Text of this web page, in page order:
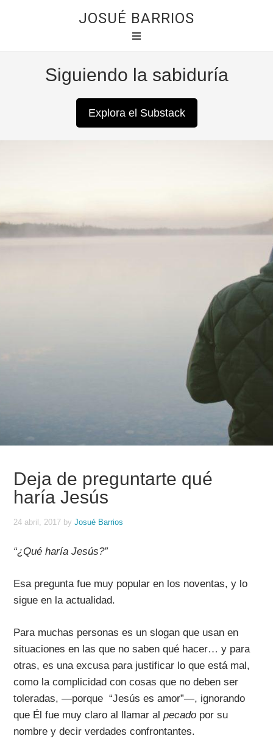
JOSUÉ BARRIOS
Siguiendo la sabiduría
Explora el Substack
Deja de preguntarte qué
haría Jesús
24 abril, 2017 byJosué Barrios
“¿Qué haría Jesús?”
Esa pregunta fue muy popular en los noventas, y lo
sigue en la actualidad.
Para muchas personas es un slogan que usan en
situaciones en las que no saben qué hacer… y para
otras, es una excusa para justificar lo que está mal,
como la complicidad con cosas que no deben ser
toleradas, —porque “Jesús es amor”—, ignorando
que Él fue muy claro al llamar alpecado por su
nombre y decir verdades confrontantes.